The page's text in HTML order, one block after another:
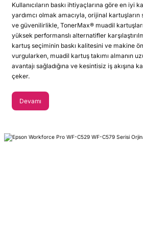
Kullanıcıların baskı ihtiyaçlarına göre en iyi
yardımcı olmak amacıyla, orijinal
ve güvenilirlikle, TonerMax® muadil
yüksek performanslı alternatifler
kartuş seçiminin baskı kalitesini ve makine
vurgularken, muadil kartuş takımı almanın
avantajı sağladığına ve kesintisiz iş akışına
çeker.
Devamı